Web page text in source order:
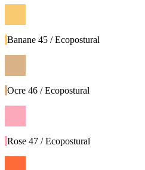
Banane 45 / Ecopostural
Ocre 46 / Ecopostural
Rose 47 / Ecopostural